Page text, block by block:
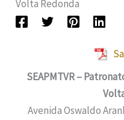
Volta Redonda
SEAPMTVR –
Avenida Oswaldo